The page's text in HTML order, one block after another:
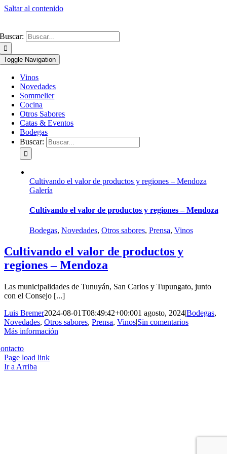
Saltar al contenido
Buscar:
Toggle Navigation
Vinos
Novedades
Sommelier
Cocina
Otros Sabores
Catas & Eventos
Bodegas
Buscar:
Cultivando el valor de productos y regiones – Mendoza
Galería
Cultivando el valor de productos y regiones – Mendoza
Bodegas, Novedades, Otros sabores, Prensa, Vinos
Cultivando el valor de productos y
regiones – Mendoza
Las municipalidades de Tunuyán, San Carlos y Tupungato, junto
con el Consejo [...]
Luis Bremer2024-08-01T08:49:42+00:001 agosto, 2024|Bodegas,
Novedades, Otros sabores, Prensa, Vinos|Sin comentarios
Más información
Page load link
Ir a Arriba